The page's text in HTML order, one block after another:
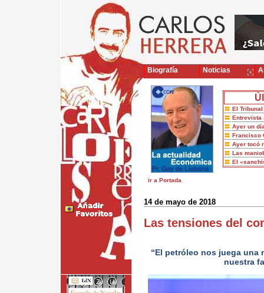
El
Entrevista
Ayer un
Francisco
Ayer tocó
Las
El
ir a Portada
14 de mayo de 2018
Las tensiones del
“El petróleo nos juega una
nuestra
Biografía Noticias